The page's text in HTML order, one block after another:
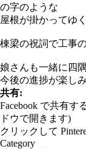
の字のような
屋根が掛かってゆ
棟梁の祝詞で工事
娘さんも一緒に四
今後の進捗が楽し
共有:
Facebook で共有す
ドウで開きます)
クリックして
Category